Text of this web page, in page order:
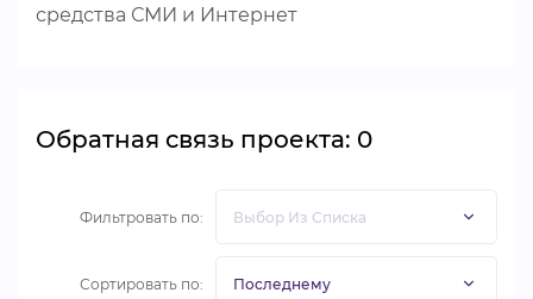
средства СМИ и Интернет
Обратная связь проекта: 0
Фильтровать по:
Сортировать по: